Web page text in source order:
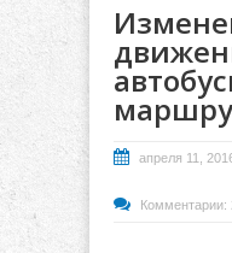
апреля 11,
Комментарии: